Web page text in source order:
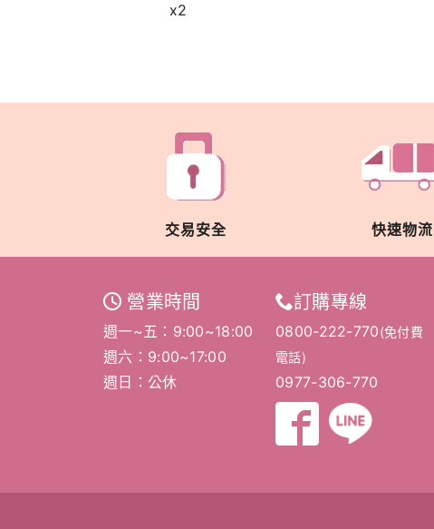
x2
交易安全 快速物流
營業時間
週一~五：9:00~18:00
週六：9:00~17:00
週日：公休
訂購專線
0800-222-770(免付費
電話)
0977-306-770